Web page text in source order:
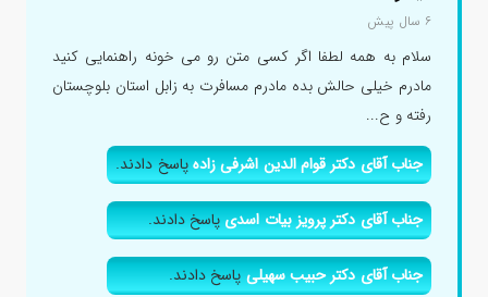
۶ سال پیش
سلام به همه لطفا اگر کسی متن رو می خونه راهنمایی کنید
مادرم خیلی حالش بده مادرم مسافرت به زابل استان بلوچستان
رفته و ح...
جناب آقای دکتر قوام الدین اشرفی زادهپاسخ دادند.
جناب آقای دکتر پرویز بیات اسدیپاسخ دادند.
جناب آقای دکتر حبیب سهیلیپاسخ دادند.